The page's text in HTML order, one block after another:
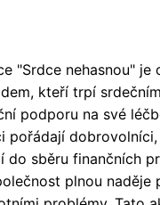
"Srdce nehasnou" je
kteří trpí
podporu na své
pořádají
do sběru finančních
plnou naděje